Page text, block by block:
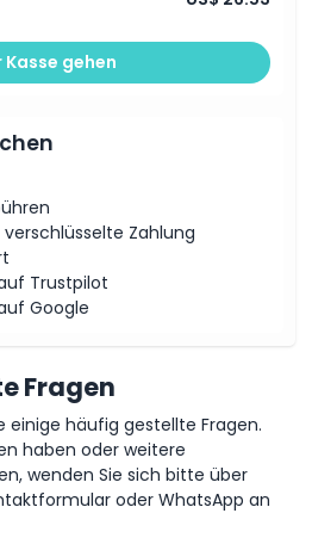
Kasse gehen
Zahlung
Trustpilot
Google
Fragen
einige häufig gestellte Fragen.
haben oder weitere
wenden Sie sich bitte über
oder WhatsApp an